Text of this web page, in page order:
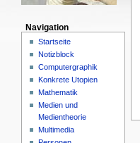
Navigation
Startseite
Notizblock
Computergraphik
Konkrete Utopien
Mathematik
Medien und
Medientheorie
Multimedia